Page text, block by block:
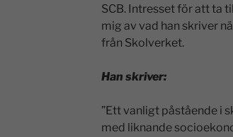
SCB. Intresset för att ta
mig av vad han skriver
från Skolverket.
Han skriver:
”Ett vanligt påstående i
med liknande